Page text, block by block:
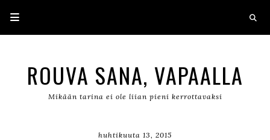
ROUVA SANA, VAPAALLA
Mikään tarina ei ole liian pieni kerrottavaksi
huhtikuuta 13, 2015